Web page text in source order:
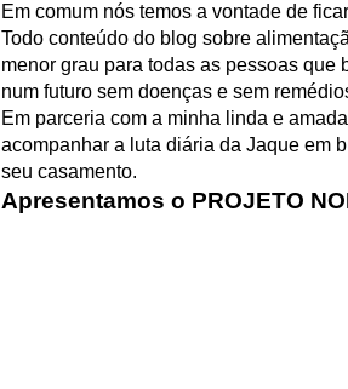
Em comum nós temos a vontade de
Todo conteúdo do blog sobre
menor grau para todas as pessoas que
num futuro sem doenças e sem
Em parceria com a minha linda e
acompanhar a luta diária da Jaque em
seu casamento.
Apresentamos o PROJETO